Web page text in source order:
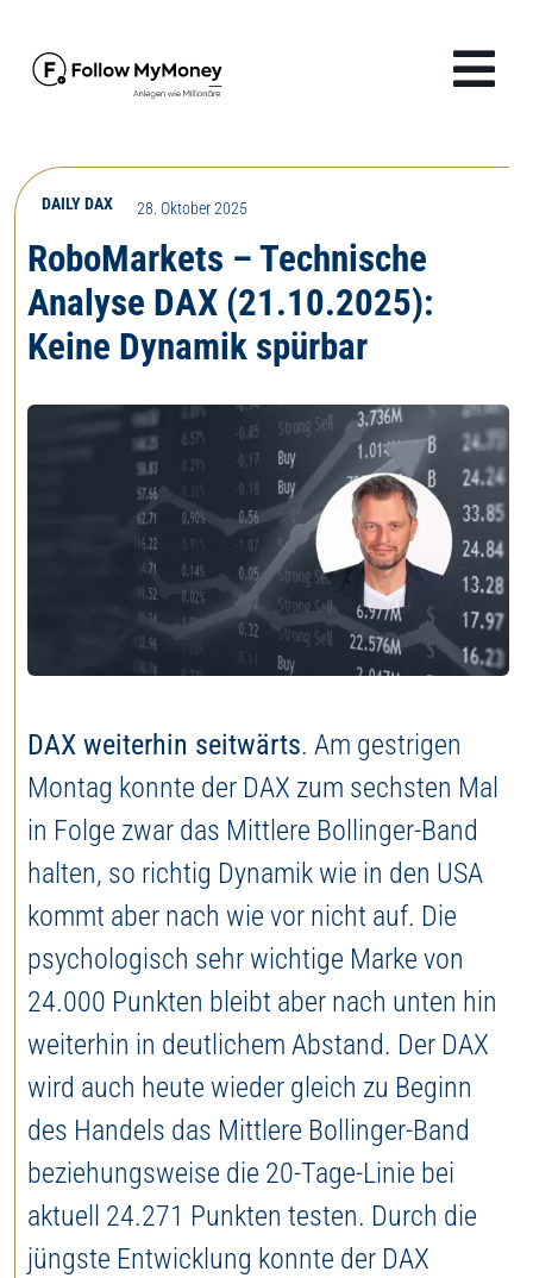
Inhalt
Finanzwissen
Jetzt Depot eröffnen
DAILY DAX 28. Oktober 2025
RoboMarkets – Technische
Analyse DAX (21.10.2025):
Keine Dynamik spürbar
DAX weiterhin seitwärts. Am gestrigen
Montag konnte der DAX zum sechsten Mal
in Folge zwar das Mittlere Bollinger-Band
halten, so richtig Dynamik wie in den USA
kommt aber nach wie vor nicht auf. Die
psychologisch sehr wichtige Marke von
24.000 Punkten bleibt aber nach unten hin
weiterhin in deutlichem Abstand. Der DAX
wird auch heute wieder gleich zu Beginn
des Handels das Mittlere Bollinger-Band
beziehungsweise die 20-Tage-Linie bei
aktuell 24.271 Punkten testen. Durch die
jüngste Entwicklung konnte der DAX